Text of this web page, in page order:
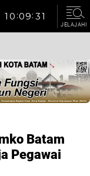
JELAJAHI
Batam
Pegawai